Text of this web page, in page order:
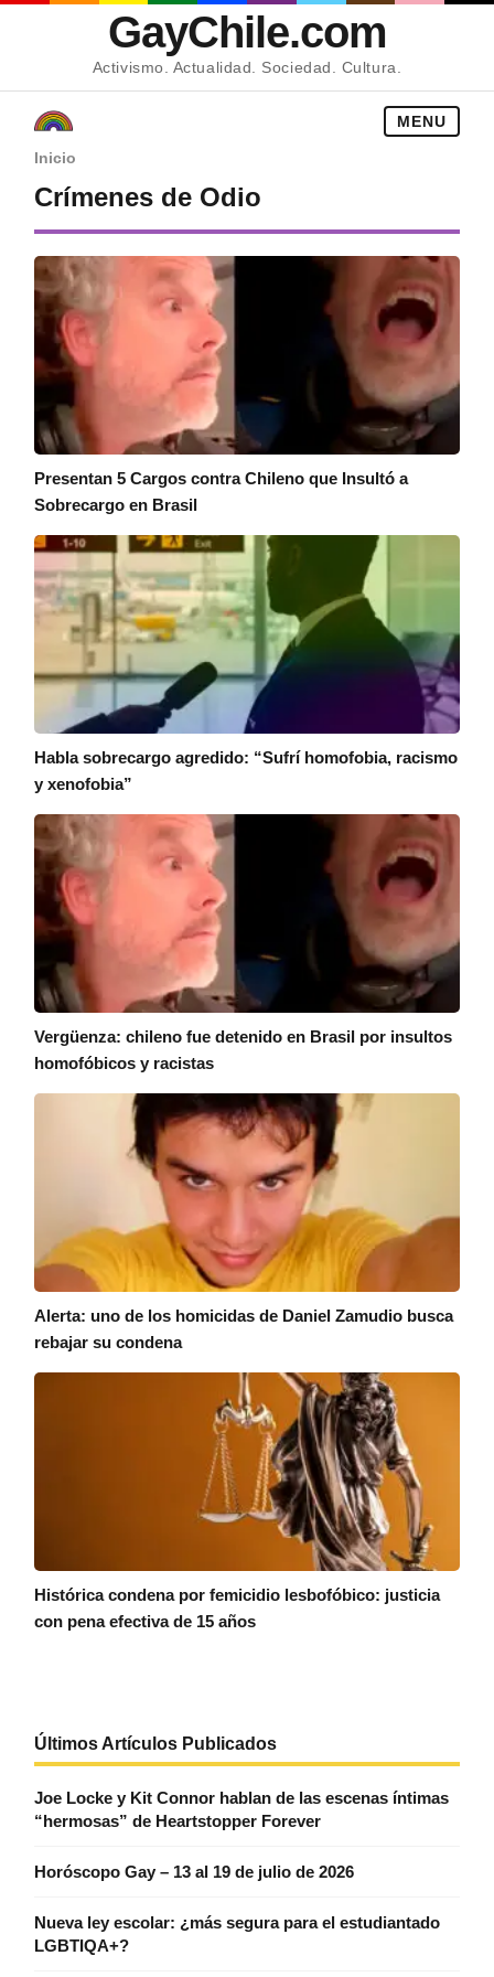
GayChile.com
Activismo. Actualidad. Sociedad. Cultura.
MENU
Inicio
Crímenes de Odio
Presentan 5 Cargos contra Chileno que Insultó a
Sobrecargo en Brasil
Habla sobrecargo agredido: “Sufrí homofobia, racismo
y xenofobia”
Vergüenza: chileno fue detenido en Brasil por insultos
homofóbicos y racistas
Alerta: uno de los homicidas de Daniel Zamudio busca
rebajar su condena
Histórica condena por femicidio lesbofóbico: justicia
con pena efectiva de 15 años
Últimos Artículos Publicados
Joe Locke y Kit Connor hablan de las escenas íntimas
“hermosas” de Heartstopper Forever
Horóscopo Gay – 13 al 19 de julio de 2026
Nueva ley escolar: ¿más segura para el estudiantado
LGBTIQA+?